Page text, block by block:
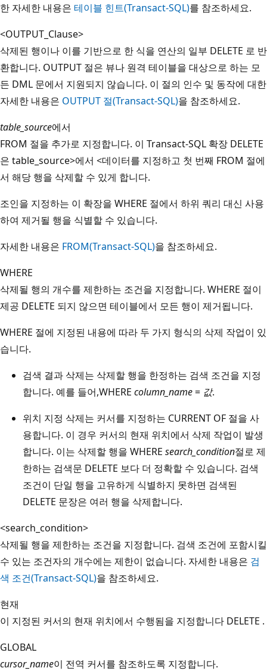
한 자세한 내용은 테이블 힌트(Transact-SQL)를 참조하세요.
<OUTPUT_Clause>
삭제된 행이나 이를 기반으로 한 식을 연산의 일부 DELETE 로 반
환합니다. OUTPUT 절은 뷰나 원격 테이블을 대상으로 하는 모
든 DML 문에서 지원되지 않습니다. 이 절의 인수 및 동작에 대한
자세한 내용은 OUTPUT 절(Transact-SQL)을 참조하세요.
table_source에서
FROM 절을 추가로 지정합니다. 이 Transact-SQL 확장 DELETE
은 table_source>에서 <데이터를 지정하고 첫 번째 FROM 절에
서 해당 행을 삭제할 수 있게 합니다.
조인을 지정하는 이 확장을 WHERE 절에서 하위 쿼리 대신 사용
하여 제거될 행을 식별할 수 있습니다.
자세한 내용은 FROM(Transact-SQL)을 참조하세요.
WHERE
삭제될 행의 개수를 제한하는 조건을 지정합니다. WHERE 절이
제공 DELETE 되지 않으면 테이블에서 모든 행이 제거됩니다.
WHERE 절에 지정된 내용에 따라 두 가지 형식의 삭제 작업이 있
습니다.
검색 결과 삭제는 삭제할 행을 한정하는 검색 조건을 지정
합니다. 예를 들어,WHERE column_name= 값.
위치 지정 삭제는 커서를 지정하는 CURRENT OF 절을 사
용합니다. 이 경우 커서의 현재 위치에서 삭제 작업이 발생
합니다. 이는 삭제할 행을 WHERE search_condition절로 제
한하는 검색문 DELETE 보다 더 정확할 수 있습니다. 검색
조건이 단일 행을 고유하게 식별하지 못하면 검색된
DELETE 문장은 여러 행을 삭제합니다.
<search_condition>
삭제될 행을 제한하는 조건을 지정합니다. 검색 조건에 포함시킬
수 있는 조건자의 개수에는 제한이 없습니다. 자세한 내용은 검
색 조건(Transact-SQL)을 참조하세요.
현재
이 지정된 커서의 현재 위치에서 수행됨을 지정합니다 DELETE .
GLOBAL
cursor_name이 전역 커서를 참조하도록 지정합니다.